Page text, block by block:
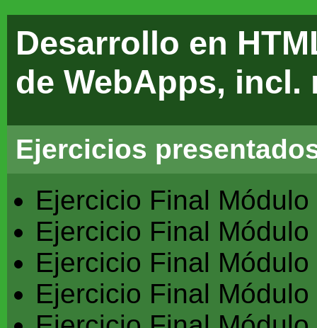
Desarrollo en
de WebApps,
Ejercicios
Ejercicio Final Módulo
Ejercicio Final Módulo
Ejercicio Final Módulo
Ejercicio Final Módulo